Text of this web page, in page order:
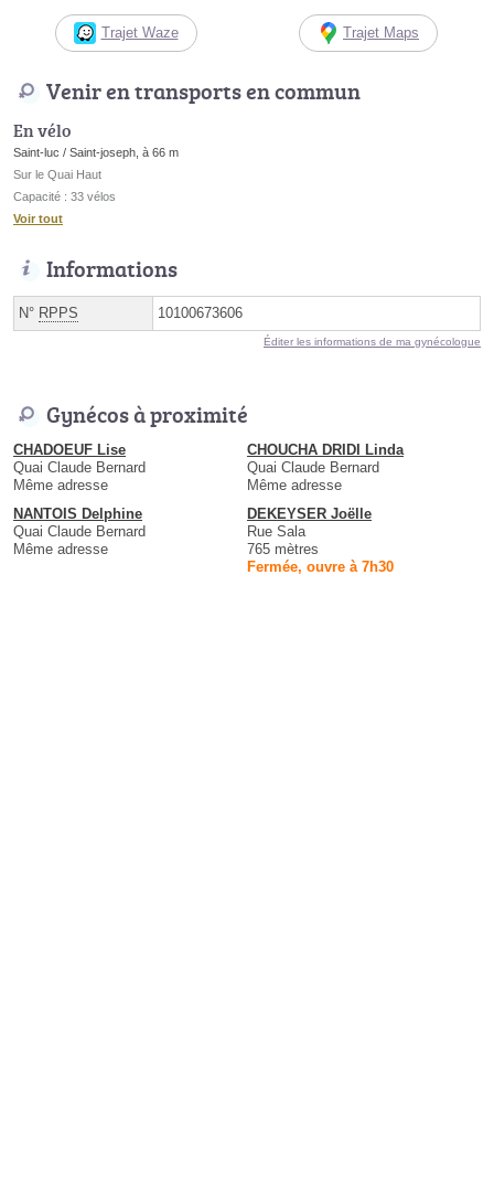
Trajet Waze Trajet Maps
Venir en transports en commun
En vélo
Saint-luc / Saint-joseph, à 66 m
Sur le Quai Haut
Capacité : 33 vélos
Voir tout
Informations
N° RPPS 10100673606
Éditer les informations de ma gynécologue
Gynécos à proximité
CHADOEUF Lise
Quai Claude Bernard
Même adresse
CHOUCHA DRIDI Linda
Quai Claude Bernard
Même adresse
NANTOIS Delphine
Quai Claude Bernard
Même adresse
DEKEYSER Joëlle
Rue Sala
765 mètres
Fermée, ouvre à 7h30